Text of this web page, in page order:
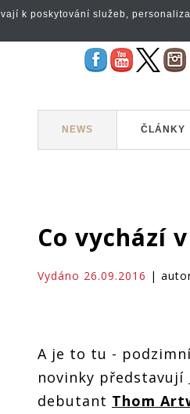
NEWS ČLÁNKY
Co vychází
Vydáno 26.09.2016 |
A je to tu -
novinky představují
debutant Thom
k poskytování služeb,